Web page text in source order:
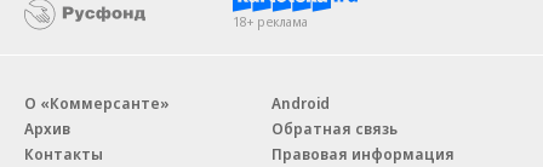
18+ реклама
О «Коммерсанте»
Архив
Контакты
Android
Обратная связь
Правовая информация